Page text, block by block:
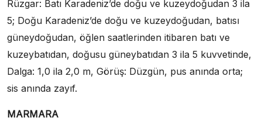
Rüzgar: Batı Karadeniz’de doğu ve kuzeydoğudan 3 ila
5; Doğu Karadeniz’de doğu ve kuzeydoğudan, batısı
güneydoğudan, öğlen saatlerinden itibaren batı ve
kuzeybatıdan, doğusu güneybatıdan 3 ila 5 kuvvetinde,
Dalga: 1,0 ila 2,0 m, Görüş: Düzgün, pus anında orta;
sis anında zayıf.
MARMARA